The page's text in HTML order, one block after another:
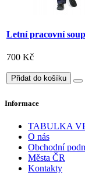
Letní pracovní
700 Kč
Přidat do košíku
Informace
TABULKA
O nás
Obchodní
Města ČR
Kontakty